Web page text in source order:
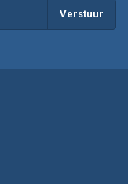
Verstuur